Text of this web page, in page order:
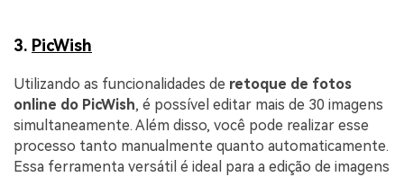
3. PicWish
Utilizando as funcionalidades de retoque de fotos
online do PicWish, é possível editar mais de 30 imagens
simultaneamente. Além disso, você pode realizar esse
processo tanto manualmente quanto automaticamente.
Essa ferramenta versátil é ideal para a edição de imagens